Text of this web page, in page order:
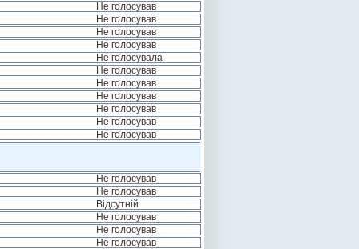
Не голосував
Не голосував
Не голосував
Не голосував
Не голосувала
Не голосував
Не голосував
Не голосував
Не голосував
Не голосував
Не голосував
Не голосував
Не голосував
Відсутній
Не голосував
Не голосував
Не голосував